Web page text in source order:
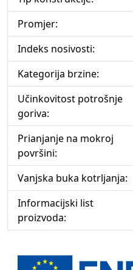
Promjer:
Indeks nosivosti:
Kategorija brzine:
Učinkovitost potrošnje
goriva:
Prianjanje na mokroj
površini:
Vanjska buka kotrljanja:
Informacijski list
proizvoda: